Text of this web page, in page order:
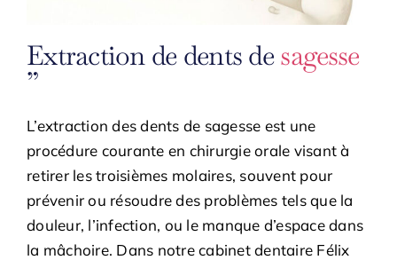
Extraction de dents desagesse
”
L’extraction des dents de sagesse est une
procédure courante en chirurgie orale visant à
retirer les troisièmes molaires, souvent pour
prévenir ou résoudre des problèmes tels que la
douleur, l’infection, ou le manque d’espace dans
la mâchoire. Dans notre cabinet dentaire Félix